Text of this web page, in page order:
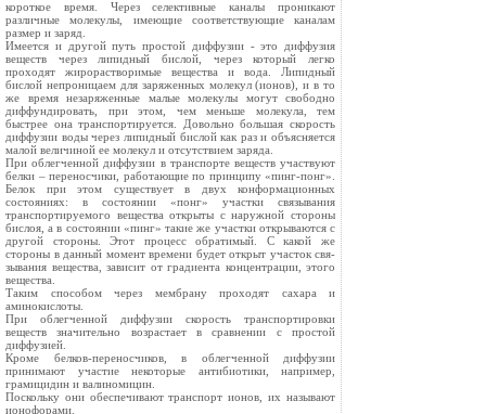
короткое время. Через селективные каналы проникают
различные молекулы, имеющие соответствующие каналам
размер и заряд.
Имеется и другой путь простой диффузии - это диффузия
веществ через липидный бислой, через который легко
проходят жирорастворимые вещества и вода. Липидный
бислой непроницаем для заряженных молекул (ионов), и в то
же время незаряженные малые молекулы могут свободно
диффундировать, при этом, чем меньше молекула, тем
быстрее она транспортируется. Довольно большая скорость
диффузии воды через липидный бислой как раз и объясняется
малой величиной ее молекул и отсутствием заряда.
При облегченной диффузии в транспорте веществ участвуют
белки – переносчики, работающие по принципу «пинг-понг».
Белок при этом существует в двух конформационных
состояниях: в состоянии «понг» участки связывания
транспортируемого вещества открыты с наружной стороны
бислоя, а в состоянии «пинг» такие же участки открываются с
другой стороны. Этот процесс обратимый. С какой же
стороны в данный момент времени будет открыт участок свя­
зывания вещества, зависит от градиента концентрации, этого
вещества.
Таким способом через мембрану проходят сахара и
аминокислоты.
При облегченной диффузии скорость транспортировки
веществ значительно возрастает в сравнении с простой
диффузией.
Кроме белков-переносчиков, в облегченной диффузии
принимают участие некоторые антибиотики, например,
грамицидин и валиномицин.
Поскольку они обеспечивают транспорт ионов, их называют
ионофорами.